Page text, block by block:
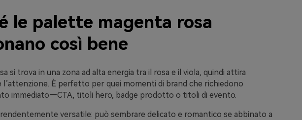
le palette magenta rosa
così bene
si trova in una zona ad alta energia tra il rosa e il viola, quindi attira
l’attenzione. È perfetto per quei momenti di brand che richiedono
immediato—CTA, titoli hero, badge prodotto o titoli di evento.
versatile: può sembrare delicato e romantico se abbinato a